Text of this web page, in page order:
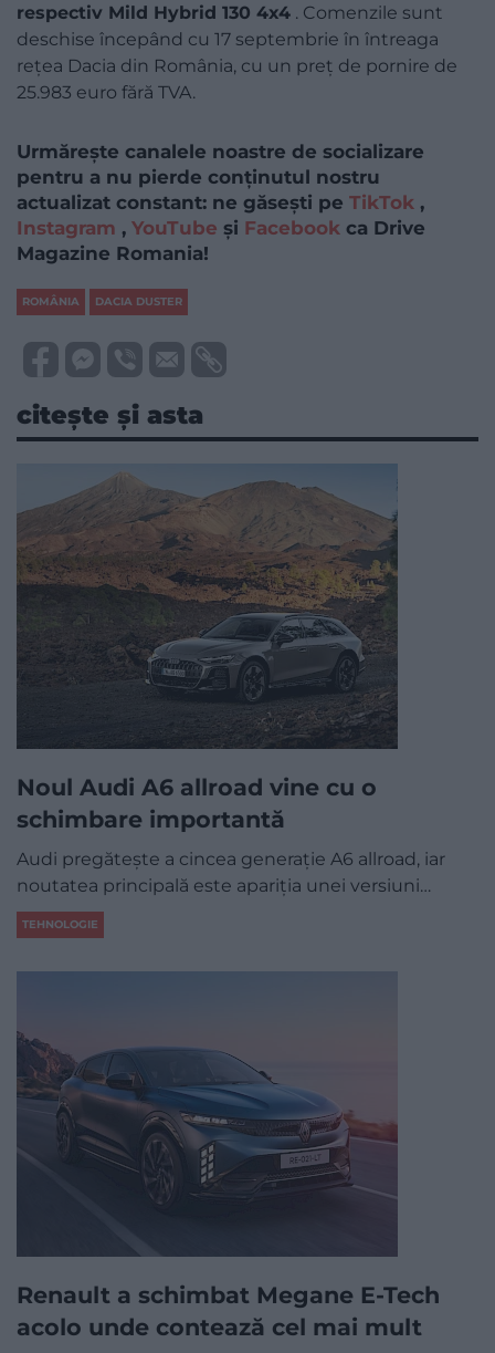
respectiv Mild Hybrid 130 4x4 . Comenzile sunt
deschise începând cu 17 septembrie în întreaga
rețea Dacia din România, cu un preț de pornire de
25.983 euro fără TVA.
Urmărește canalele noastre de socializare
pentru a nu pierde conținutul nostru
actualizat constant: ne găsești pe TikTok ,
Instagram , YouTube și Facebook ca Drive
Magazine Romania!
ROMÂNIA DACIA DUSTER
citește și asta
Noul Audi A6 allroad vine cu o
schimbare importantă
Audi pregătește a cincea generație A6 allroad, iar
noutatea principală este apariția unei versiuni…
TEHNOLOGIE
Renault a schimbat Megane E-Tech
acolo unde contează cel mai mult